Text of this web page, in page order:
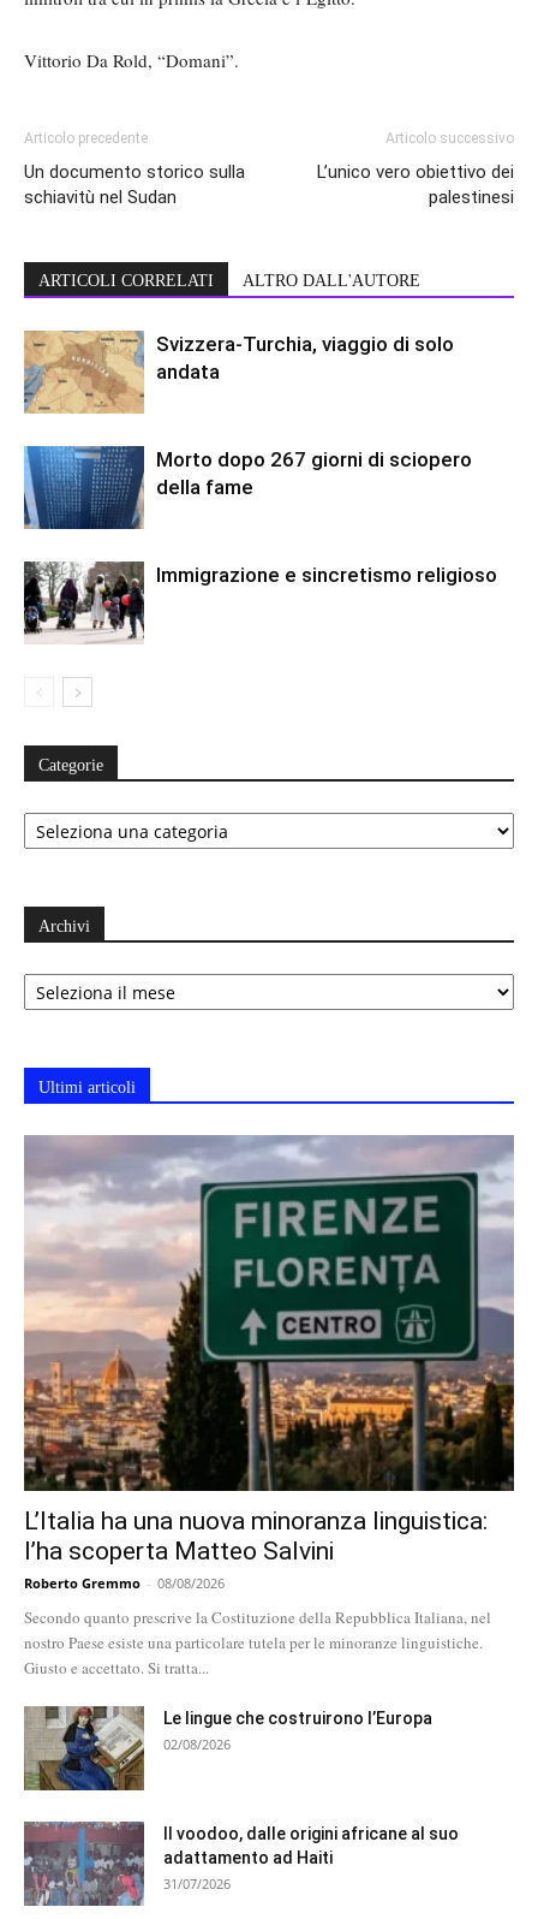
Vittorio Da Rold, “Domani”.
Articolo precedente
Un documento storico sulla
schiavitù nel Sudan
Articolo successivo
L’unico vero obiettivo dei
palestinesi
ARTICOLI CORRELATI ALTRO DALL'AUTORE
Svizzera-Turchia, viaggio di solo
andata
Morto dopo 267 giorni di sciopero
della fame
Immigrazione e sincretismo religioso
Categorie
Categorie
Archivi
Archivi
Ultimi articoli
L’Italia ha una nuova minoranza linguistica:
l’ha scoperta Matteo Salvini
Roberto Gremmo - 08/08/2026
Secondo quanto prescrive la Costituzione della Repubblica Italiana, nel
nostro Paese esiste una particolare tutela per le minoranze linguistiche.
Giusto e accettato. Si tratta...
Le lingue che costruirono l’Europa
02/08/2026
Il voodoo, dalle origini africane al suo
adattamento ad Haiti
31/07/2026